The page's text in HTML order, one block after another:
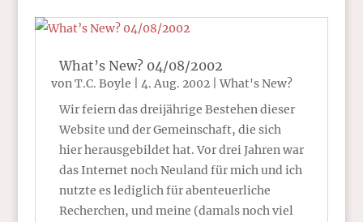
What’s New? 04/08/2002
von T.C. Boyle 4. Aug. 2002|What's New?
Wir feiern das dreijährige Bestehen dieser
Website und der Gemeinschaft, die sich
hier herausgebildet hat. Vor drei Jahren war
das Internet noch Neuland für mich und ich
nutzte es lediglich für abenteuerliche
Recherchen, und meine (damals noch viel